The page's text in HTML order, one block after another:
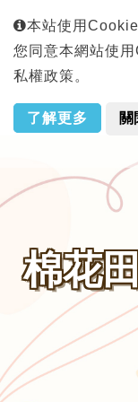
本站使用
您同意本網站使
私權政策。
了解更多 關
棉花